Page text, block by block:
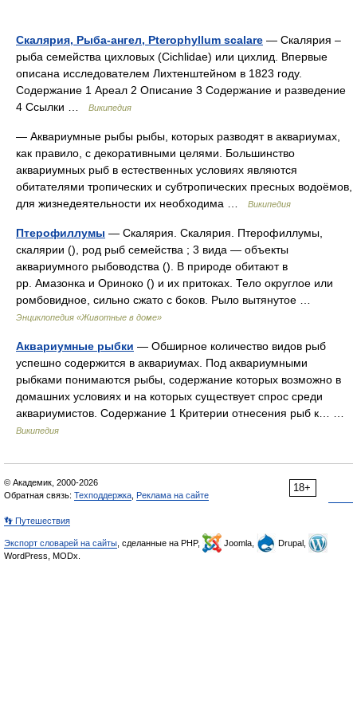
Скалярия, Рыба-ангел, Pterophyllum scalare — Скалярия –
рыба семейства цихловых (Cichlidae) или цихлид. Впервые
описана исследователем Лихтенштейном в 1823 году.
Содержание 1 Ареал 2 Описание 3 Содержание и разведение
4 Ссылки …
Википедия
— Аквариумные рыбы рыбы, которых разводят в аквариумах,
как правило, с декоративными целями. Большинство
аквариумных рыб в естественных условиях являются
обитателями тропических и субтропических пресных водоёмов,
для жизнедеятельности их необходима …
Википедия
Птерофиллумы — Скалярия. Скалярия. Птерофиллумы,
скалярии (), род рыб семейства ; 3 вида — объекты
аквариумного рыбоводства (). В природе обитают в
pp. Амазонка и Ориноко () и их притоках. Тело округлое или
ромбовидное, сильно сжато с боков. Рыло вытянутое …
Энциклопедия «Животные в доме»
Аквариумные рыбки — Обширное количество видов рыб
успешно содержится в аквариумах. Под аквариумными
рыбками понимаются рыбы, содержание которых возможно в
домашних условиях и на которых существует спрос среди
аквариумистов. Содержание 1 Критерии отнесения рыб к… …
Википедия
18+
© Академик, 2000-2026
Обратная связь: Техподдержка Реклама на сайте
👣 Путешествия
Экспорт словарей на сайты , сделанные на PHP, Joomla,
Drupal,
WordPress, MODx.